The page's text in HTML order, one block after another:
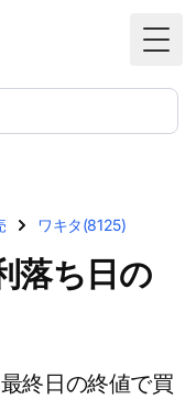
ワキタ(8125)
落ち日の
終日の終値で買